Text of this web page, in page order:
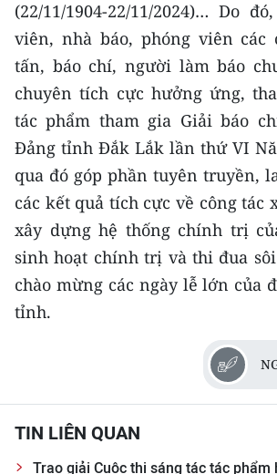
한국어
(22/11/1904-22/11/2024)… Do
viên, nhà báo, phóng viên các
tấn, báo chí, người làm báo
chuyên tích cực hưởng ứng,
tác phẩm tham gia Giải báo
Đảng tỉnh Đắk Lắk lần thứ VI
qua đó góp phần tuyên truyền,
các kết quả tích cực về công tác
xây dựng hệ thống chính trị
sinh hoạt chính trị và thi đua
chào mừng các ngày lễ lớn của
tỉnh.
TIN LIÊN QUAN
Trao giải Cuộc thi sáng tác tác phẩm